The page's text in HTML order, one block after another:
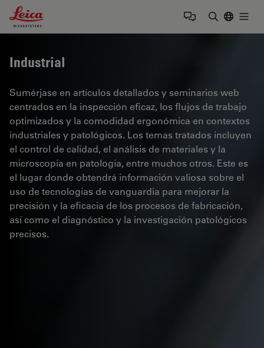
Leica Microsystems Logo
Industrial
Sumérjase en artículos detallados y seminarios web
centrados en la inspección eficaz, los flujos de trabajo
optimizados y la comodidad ergonómica en contextos
industriales y patológicos. Los temas tratados incluyen
el control de calidad, el análisis de materiales y la
microscopía en patología, entre muchos otros. Este es
el lugar donde obtendrá información valiosa sobre el
uso de tecnologías de vanguardia para mejorar la
precisión y la eficacia de los procesos de fabricación,
así como el diagnóstico y la investigación patológicos
precisos.